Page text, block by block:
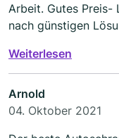
Arbeit. Gutes Preis-
nach günstigen
Weiterlesen
Arnold
04. Oktober 2021